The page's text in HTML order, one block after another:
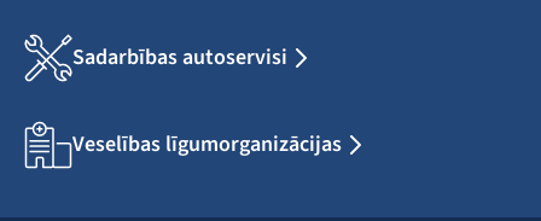
Sadarbības autoservisi
Veselības līgumorganizācijas